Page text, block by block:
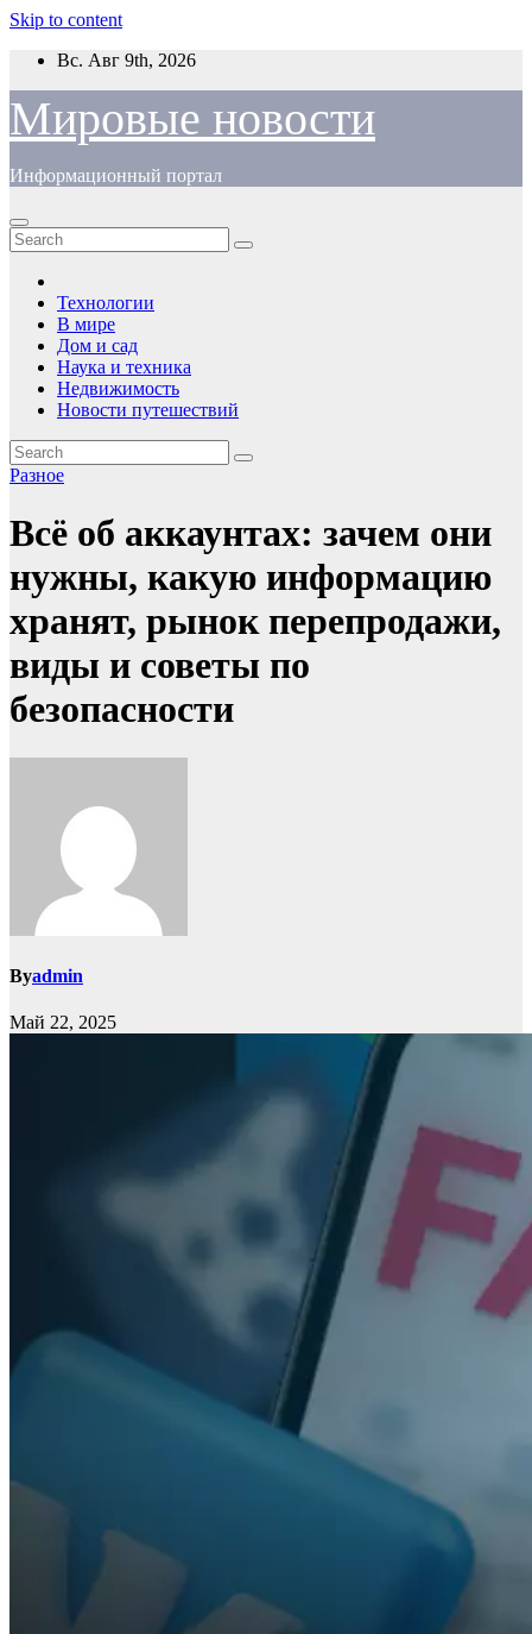
Skip to content
Вс. Авг 9th, 2026
Мировые новости
Информационный портал
Технологии
В мире
Дом и сад
Наука и техника
Недвижимость
Новости путешествий
Разное
Всё об аккаунтах: зачем они
нужны, какую информацию
хранят, рынок перепродажи,
виды и советы по
безопасности
Byadmin
Май 22, 2025